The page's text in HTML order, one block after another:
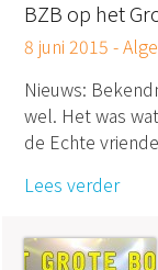
BZB op het
8 juni 2015 -
Nieuws:
wel. Het was
de Echte
Lees verder